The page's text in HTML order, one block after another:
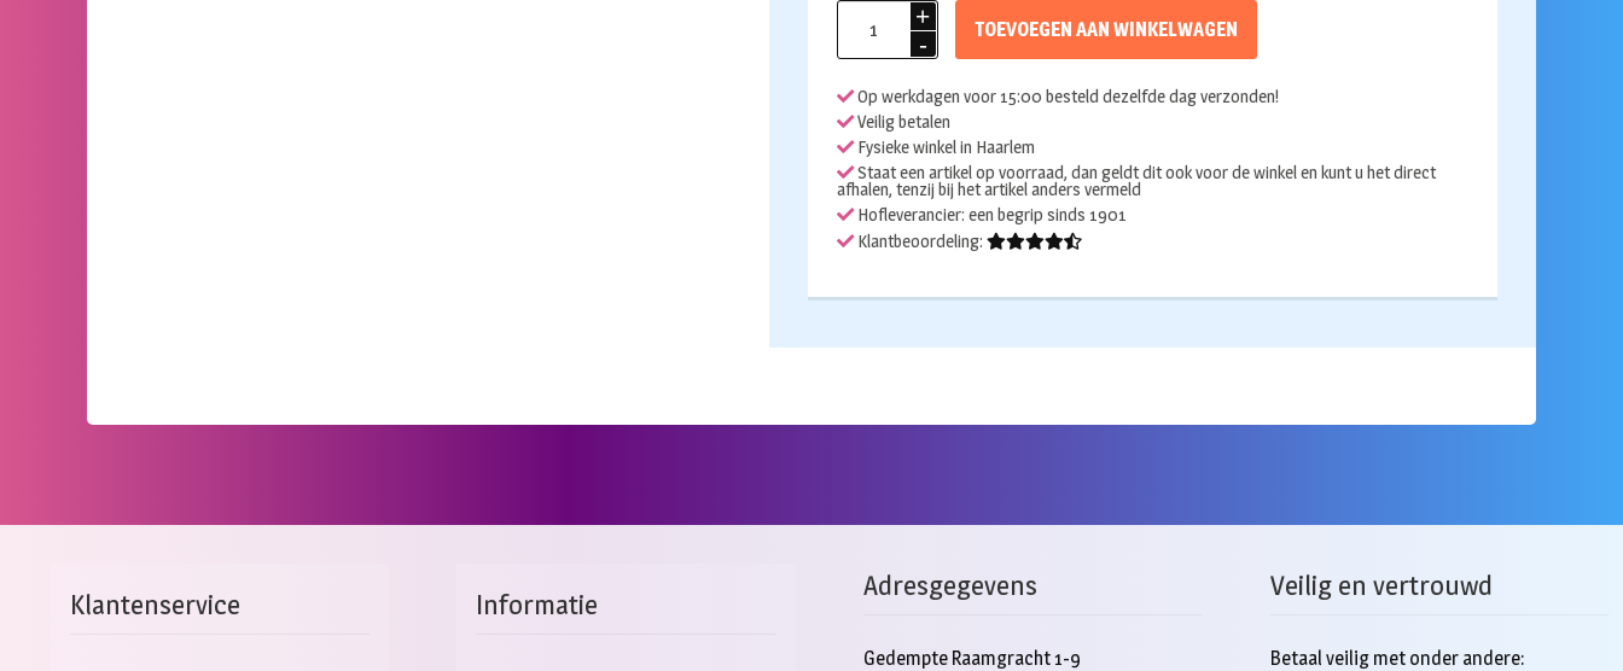
Folieballon
60x55cm
aantal
TOEVOEGEN AAN WINKELWAGEN
Op werkdagen voor 15:00 besteld dezelfde dag verzonden!
Veilig betalen
Fysieke winkel in Haarlem
Staat een artikel op voorraad, dan geldt dit ook voor de winkel en kunt u het direct
afhalen, tenzij bij het artikel anders vermeld
Hofleverancier: een begrip sinds 1901
Klantbeoordeling:
Klantenservice Informatie
Adresgegevens
Gedempte Raamgracht 1-9
Veilig en vertrouwd
Betaal veilig met onder andere: